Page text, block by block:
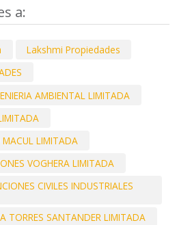
a:
Lakshmi Propiedades
AMBIENTAL LIMITADA
MACUL LIMITADA
VOGHERA LIMITADA
CIVILES INDUSTRIALES
TORRES SANTANDER LIMITADA